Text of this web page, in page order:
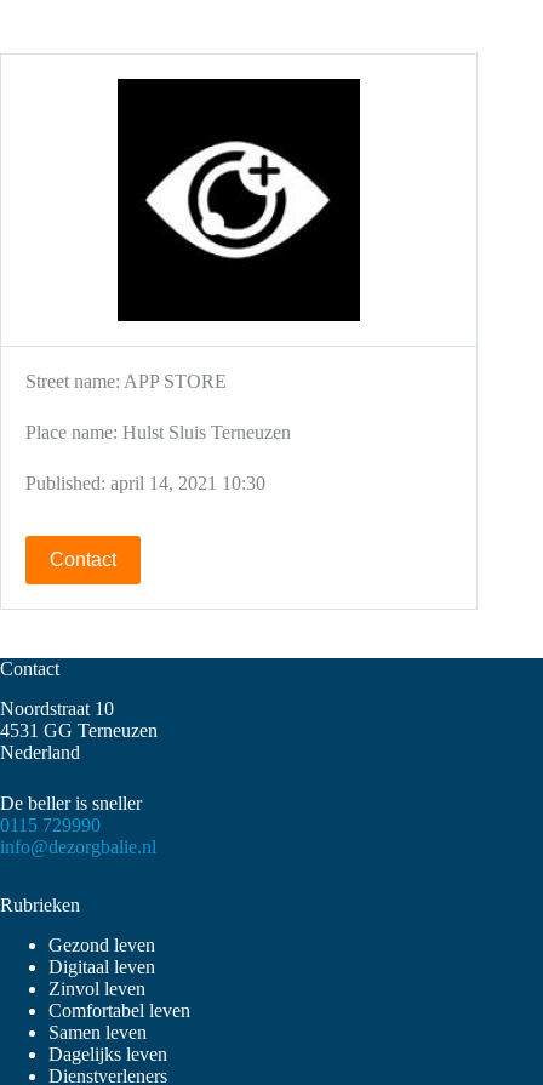
Street name: APP STORE
Place name: Hulst Sluis Terneuzen
Published: april 14, 2021 10:30
Contact
Contact
Noordstraat 10
4531 GG Terneuzen
Nederland
De beller is sneller
0115 729990
info@dezorgbalie.nl
Rubrieken
Gezond leven
Digitaal leven
Zinvol leven
Comfortabel leven
Samen leven
Dagelijks leven
Dienstverleners